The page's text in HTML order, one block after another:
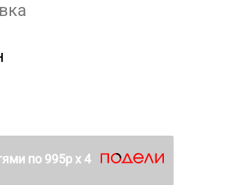
по 995р х 4